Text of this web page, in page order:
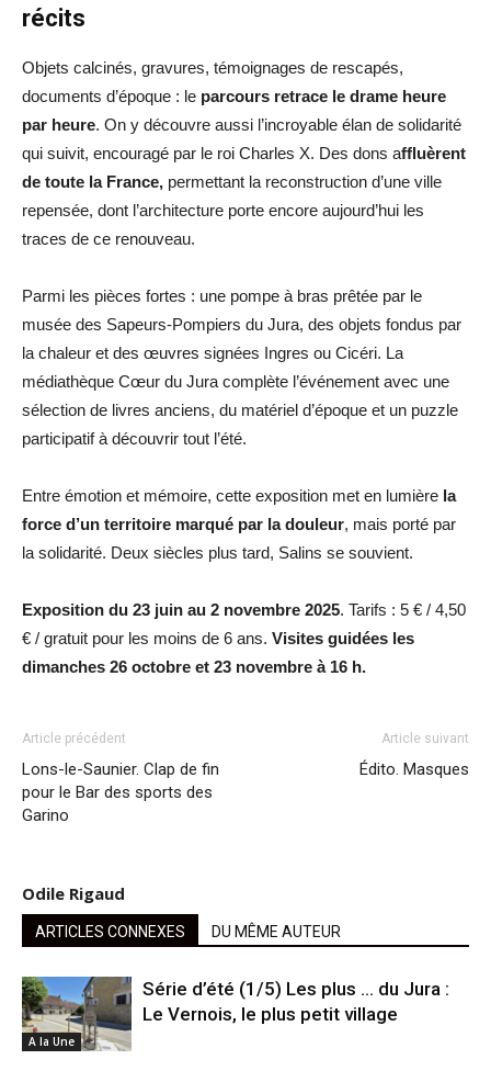
récits
Objets calcinés, gravures, témoignages de rescapés,
documents d’époque : le parcours retrace le drame heure
par heure. On y découvre aussi l’incroyable élan de solidarité
qui suivit, encouragé par le roi Charles X. Des dons affluèrent
de toute la France, permettant la reconstruction d’une ville
repensée, dont l’architecture porte encore aujourd’hui les
traces de ce renouveau.
Parmi les pièces fortes : une pompe à bras prêtée par le
musée des Sapeurs-Pompiers du Jura, des objets fondus par
la chaleur et des œuvres signées Ingres ou Cicéri. La
médiathèque Cœur du Jura complète l’événement avec une
sélection de livres anciens, du matériel d’époque et un puzzle
participatif à découvrir tout l’été.
Entre émotion et mémoire, cette exposition met en lumière la
force d’un territoire marqué par la douleur, mais porté par
la solidarité. Deux siècles plus tard, Salins se souvient.
Exposition du 23 juin au 2 novembre 2025. Tarifs : 5 € / 4,50
€ / gratuit pour les moins de 6 ans. Visites guidées les
dimanches 26 octobre et 23 novembre à 16 h.
Article précédent
Lons-le-Saunier. Clap de fin
pour le Bar des sports des
Garino
Article suivant
Édito. Masques
Odile Rigaud
ARTICLES CONNEXES DU MÊME AUTEUR
A la Une
Série d’été (1/5) Les plus … du Jura :
Le Vernois, le plus petit village